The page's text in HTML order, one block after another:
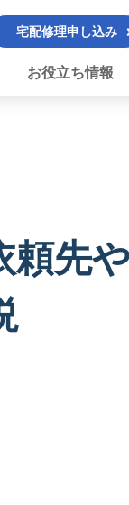
宅配修理申し込み
お役立ち情報
頼先